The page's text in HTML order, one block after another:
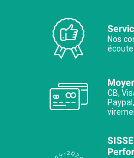
Nos
écoute
CB,